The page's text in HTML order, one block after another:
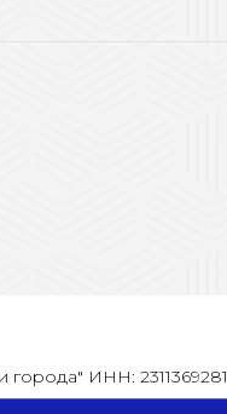
ИНН: 2311369281